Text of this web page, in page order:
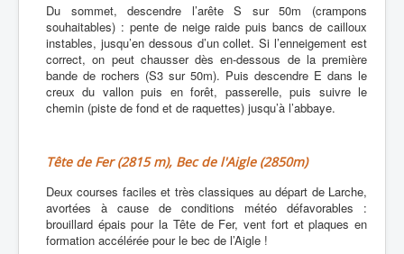
Du sommet, descendre l’arête S sur 50m (crampons
souhaitables) : pente de neige raide puis bancs de cailloux
instables, jusqu’en dessous d’un collet. Si l’enneigement est
correct, on peut chausser dès en-dessous de la première
bande de rochers (S3 sur 50m). Puis descendre E dans le
creux du vallon puis en forêt, passerelle, puis suivre le
chemin (piste de fond et de raquettes) jusqu’à l’abbaye.
Tête de Fer (2815 m), Bec de l'Aigle (2850m)
Deux courses faciles et très classiques au départ de Larche,
avortées à cause de conditions météo défavorables :
brouillard épais pour la Tête de Fer, vent fort et plaques en
formation accélérée pour le bec de l’Aigle !